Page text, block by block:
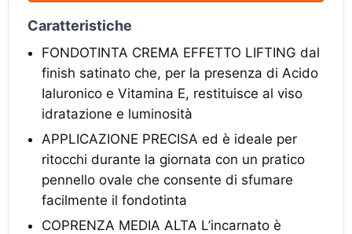
Caratteristiche
FONDOTINTA CREMA EFFETTO LIFTING dal
finish satinato che, per la presenza di Acido
Ialuronico e Vitamina E, restituisce al viso
idratazione e luminosità
APPLICAZIONE PRECISA ed è ideale per
ritocchi durante la giornata con un pratico
pennello ovale che consente di sfumare
facilmente il fondotinta
COPRENZA MEDIA ALTA L’incarnato è